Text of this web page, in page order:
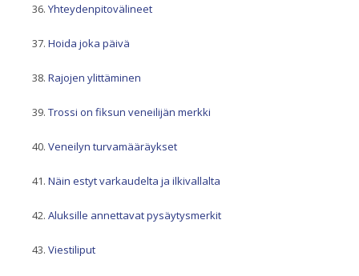
Yhteydenpitovälineet
Hoida joka päivä
Rajojen ylittäminen
Trossi on fiksun veneilijän merkki
Veneilyn turvamääräykset
Näin estyt varkaudelta ja ilkivallalta
Aluksille annettavat pysäytysmerkit
Viestiliput